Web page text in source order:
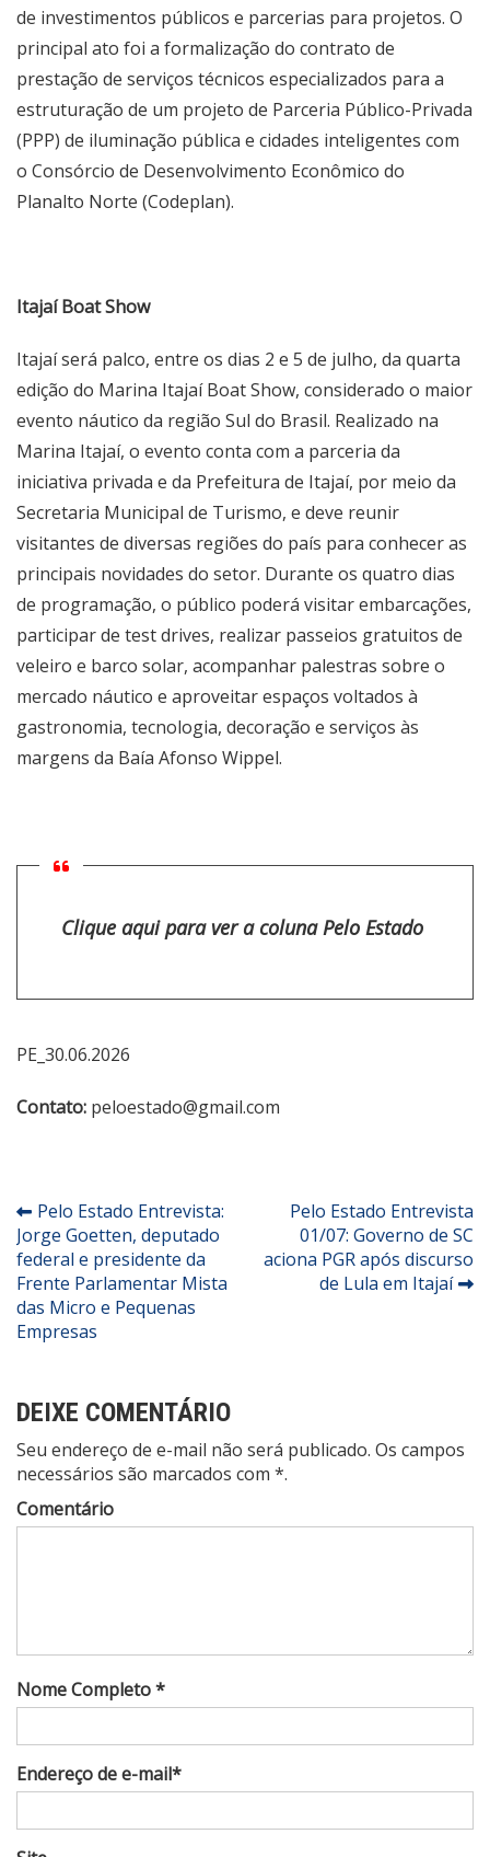
de investimentos públicos e parcerias para projetos. O
principal ato foi a formalização do contrato de
prestação de serviços técnicos especializados para a
estruturação de um projeto de Parceria Público-Privada
(PPP) de iluminação pública e cidades inteligentes com
o Consórcio de Desenvolvimento Econômico do
Planalto Norte (Codeplan).
Itajaí Boat Show
Itajaí será palco, entre os dias 2 e 5 de julho, da quarta
edição do Marina Itajaí Boat Show, considerado o maior
evento náutico da região Sul do Brasil. Realizado na
Marina Itajaí, o evento conta com a parceria da
iniciativa privada e da Prefeitura de Itajaí, por meio da
Secretaria Municipal de Turismo, e deve reunir
visitantes de diversas regiões do país para conhecer as
principais novidades do setor. Durante os quatro dias
de programação, o público poderá visitar embarcações,
participar de test drives, realizar passeios gratuitos de
veleiro e barco solar, acompanhar palestras sobre o
mercado náutico e aproveitar espaços voltados à
gastronomia, tecnologia, decoração e serviços às
margens da Baía Afonso Wippel.
Clique aqui para ver a coluna Pelo Estado
PE_30.06.2026
Contato: peloestado@gmail.com
Navegação
de
Post
Pelo Estado Entrevista:
Jorge Goetten, deputado
federal e presidente da
Frente Parlamentar Mista
das Micro e Pequenas
Empresas
Pelo Estado Entrevista
01/07: Governo de SC
aciona PGR após discurso
de Lula em Itajaí
DEIXE COMENTÁRIO
Seu endereço de e-mail não será publicado. Os campos
necessários são marcados com *.
Comentário
Nome Completo *
Endereço de e-mail*